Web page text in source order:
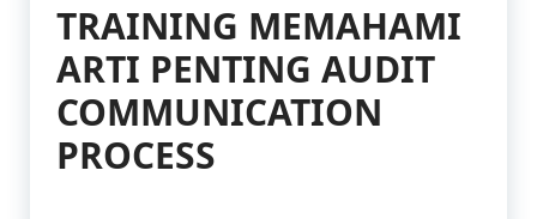
TRAINING MEMAHAMI
ARTI PENTING AUDIT
COMMUNICATION
PROCESS